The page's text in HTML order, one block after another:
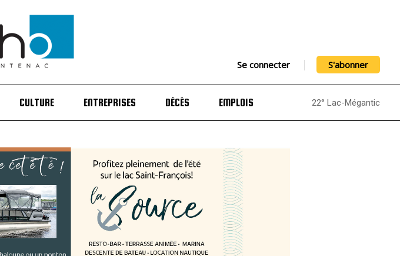
Se connecter S'abonner
CULTURE ENTREPRISES DÉCÈS EMPLOIS 22° Lac-Mégantic